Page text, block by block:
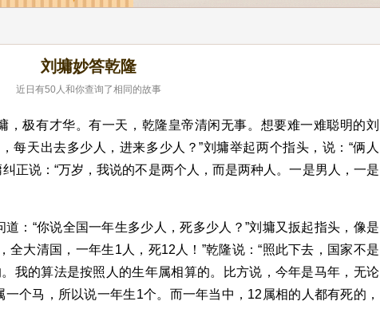
刘墉妙答乾隆
近日有50人和你查询了相同的故事
，极有才华。有一天，乾隆皇帝清闲无事。想要难一难聪明的刘
每天出去多少人，进来多少人？”刘墉举起两个指头，说：“俩人
纠正说：“万岁，我说的不是两个人，而是两种人。一是男人，一是
：“你说全国一年生多少人，死多少人？”刘墉又扳起指头，像是
全大清国，一年生1人，死12人！”乾隆说：“照此下去，国家不是
我的算法是按照人的生年属相算的。比方说，今年是马年，无论
个马，所以说一年生1个。而一年当中，12属相的人都有死的，